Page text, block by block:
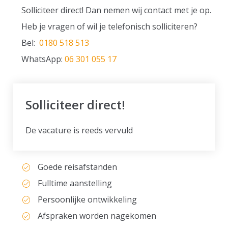
Solliciteer direct! Dan nemen wij contact met je op.
Heb je vragen of wil je telefonisch solliciteren?
Bel:0180 518 513
WhatsApp:06 301 055 17
Solliciteer direct!
De vacature is reeds vervuld
Goede reisafstanden
Fulltime aanstelling
Persoonlijke ontwikkeling
Afspraken worden nagekomen